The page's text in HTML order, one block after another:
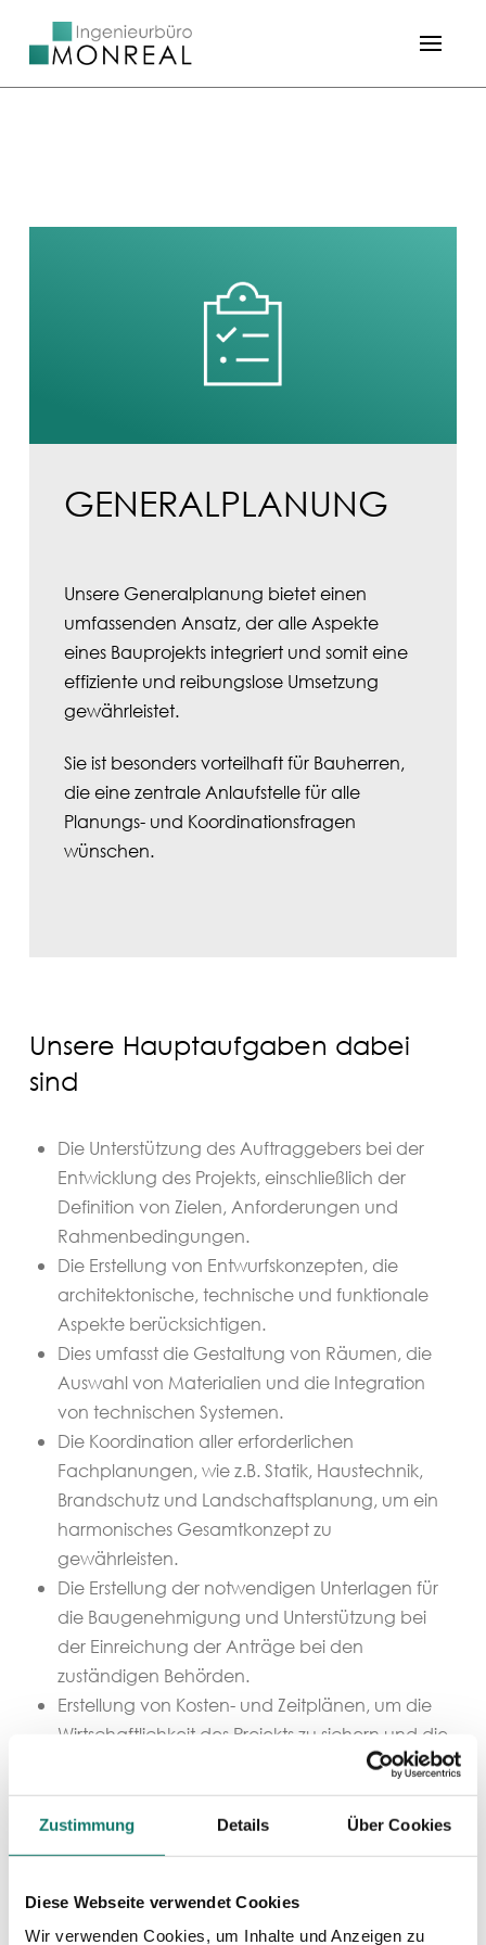
Zustimmung Details Über Cookies
Diese Webseite verwendet Cookies
Wir verwenden Cookies, um Inhalte und Anzeigen zu
GENERAL­PLANUNG
Unsere Generalplanung bietet einen
umfassenden Ansatz, der alle Aspekte
eines Bauprojekts integriert und somit eine
effiziente und reibungslose Umsetzung
gewährleistet.
Sie ist besonders vorteilhaft für Bauherren,
die eine zentrale Anlaufstelle für alle
Planungs- und Koordinationsfragen
wünschen.
Unsere Hauptaufgaben dabei
sind
Die Unterstützung des Auftraggebers bei der
Entwicklung des Projekts, einschließlich der
Definition von Zielen, Anforderungen und
Rahmenbedingungen.
Die Erstellung von Entwurfskonzepten, die
architektonische, technische und funktionale
Aspekte berücksichtigen.
Dies umfasst die Gestaltung von Räumen, die
Auswahl von Materialien und die Integration
von technischen Systemen.
Die Koordination aller erforderlichen
Fachplanungen, wie z.B. Statik, Haustechnik,
Brandschutz und Landschaftsplanung, um ein
harmonisches Gesamtkonzept zu
gewährleisten.
Die Erstellung der notwendigen Unterlagen für
die Baugenehmigung und Unterstützung bei
der Einreichung der Anträge bei den
zuständigen Behörden.
Erstellung von Kosten- und Zeitplänen, um die
Wirtschaftlichkeit des Projekts zu sichern und die
Einhaltung von Fristen zu gewährleisten.
Überwachung der Bauausführung, um
sicherzustellen, dass die Arbeiten gemäß den
Plänen und Vorschriften durchgeführt werden.
und die Koordination der beteiligten Gewerke.
Um die Qualität der ausgeführten Arbeiten